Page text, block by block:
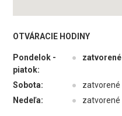
OTVÁRACIE HODINY
Pondelok -
piatok:
● zatvorené
Sobota: ●
zatvorené
Nedeľa:
● zatvorené